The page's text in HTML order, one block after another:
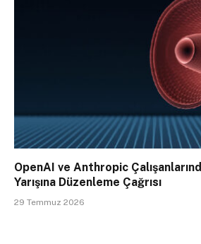
OpenAI ve Anthropic
Yarışına Düzenleme Çağrısı
29 Temmuz 2026